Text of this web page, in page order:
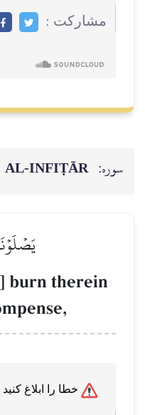
مشاركت :
سوره: AL‑INFIṬĀR
burn therein